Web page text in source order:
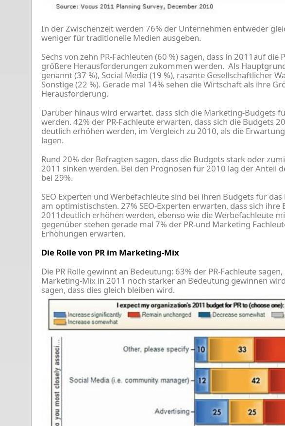
In der Zwischenzeit werden 76% der Unternehmen entweder
weniger für traditionelle Medien ausgeben.
Sechs von zehn PR-Fachleuten (60 %) sagen, dass in 2011auf die
größere Herausforderungen zukommen werden. Als
genannt (37 %), Social Media (19 %), rasante Gesellschaftlicher
Sonstige (22 %). Gerade mal 14% sehen die Wirtschaft als ihre
Herausforderung.
Darüber hinaus wird erwartet. dass sich die Marketing-Budgets
werden. 42% der PR-Fachleute erwarten, dass sich die Budgets
deutlich erhöhen werden, im Vergleich zu 2010, als die
lagen.
Rund 20% der Befragten sagen, dass die Budgets stark oder
2011 sinken werden. Bei den Prognosen für 2010 lag der Anteil
bei 29%.
SEO Experten und Werbefachleute sind bei ihren Budgets für
am optimistischsten. 27% SEO-Experten erwarten, dass sich ihre
2011deutlich erhöhen werden, ebenso wie die Werbefachleute
gegenüber stehen gerade mal 7% der PR-und Marketing
Erhöhungen erwarten.
Die Rolle von PR im Marketing-Mix
Die PR Rolle gewinnt an Bedeutung: 63% der PR-Fachleute sagen,
Marketing-Mix in 2011 noch stärker an Bedeutung gewinnen
sagen, dass dies gleich bleiben wird.